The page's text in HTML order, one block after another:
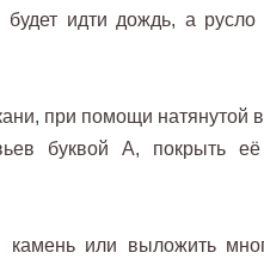
идти дождь, а русло
при помощи натянутой
буквой А, покрыть
или выложить